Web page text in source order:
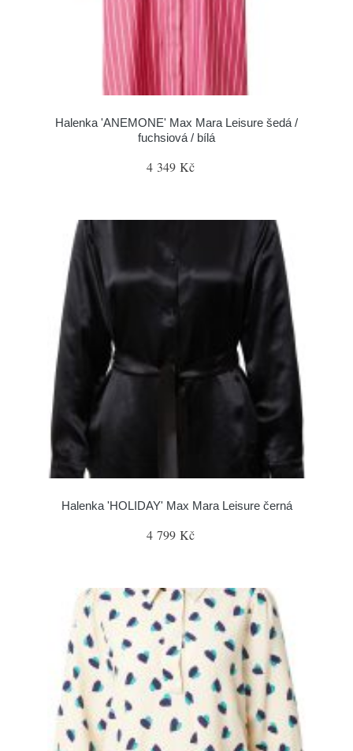
Halenka 'ANEMONE' Max Mara Leisure šedá /
fuchsiová / bílá
4 349 Kč
Halenka 'HOLIDAY' Max Mara Leisure černá
4 799 Kč